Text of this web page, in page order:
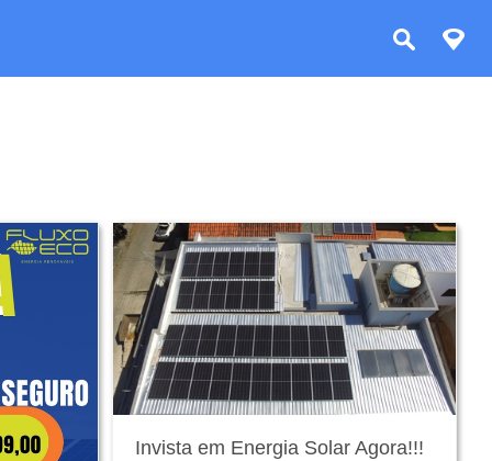
Invista em Energia Solar Agora!!!